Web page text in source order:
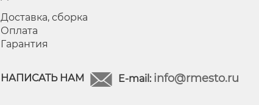
Доставка, сборка
Оплата
Гарантия
НАПИСАТЬ НАМ E-mail: info@rmesto.ru